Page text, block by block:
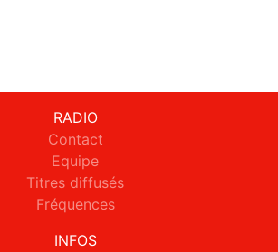
RADIO
Contact
Equipe
Titres diffusés
Fréquences
INFOS